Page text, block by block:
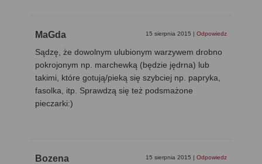
MaGda 15 sierpnia 2015 | Odpowiedz
Sądzę, że dowolnym ulubionym warzywem drobno
pokrojonym np. marchewką (będzie jędrna) lub
takimi, które gotują/pieką się szybciej np. papryka,
fasolka, itp. Sprawdzą się też podsmażone
pieczarki:)
Bozena 15 sierpnia 2015 | Odpowiedz